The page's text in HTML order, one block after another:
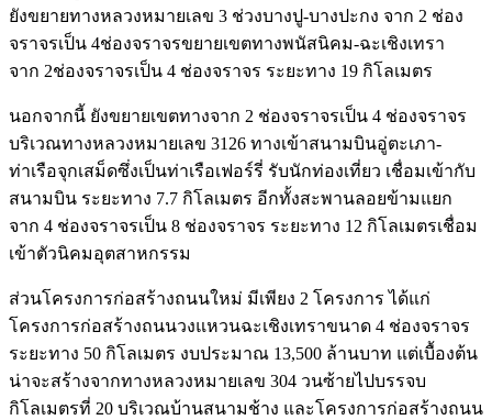
ยังขยายทางหลวงหมายเลข 3 ช่วงบางปู-บางปะกง จาก 2 ช่อง
จราจรเป็น 4ช่องจราจรขยายเขตทางพนัสนิคม-ฉะเชิงเทรา
จาก 2ช่องจราจรเป็น 4 ช่องจราจร ระยะทาง 19 กิโลเมตร
นอกจากนี้ ยังขยายเขตทางจาก 2 ช่องจราจรเป็น 4 ช่องจราจร
บริเวณทางหลวงหมายเลข 3126 ทางเข้าสนามบินอู่ตะเภา-
ท่าเรือจุกเสม็ดซึ่งเป็นท่าเรือเฟอร์รี่ รับนักท่องเที่ยว เชื่อมเข้ากับ
สนามบิน ระยะทาง 7.7 กิโลเมตร อีกทั้งสะพานลอยข้ามแยก
จาก 4 ช่องจราจรเป็น 8 ช่องจราจร ระยะทาง 12 กิโลเมตรเชื่อม
เข้าตัวนิคมอุตสาหกรรม
ส่วนโครงการก่อสร้างถนนใหม่ มีเพียง 2 โครงการ ได้แก่
โครงการก่อสร้างถนนวงแหวนฉะเชิงเทราขนาด 4 ช่องจราจร
ระยะทาง 50 กิโลเมตร งบประมาณ 13,500 ล้านบาท แต่เบื้องต้น
น่าจะสร้างจากทางหลวงหมายเลข 304 วนซ้ายไปบรรจบ
กิโลเมตรที่ 20 บริเวณบ้านสนามช้าง และโครงการก่อสร้างถนน